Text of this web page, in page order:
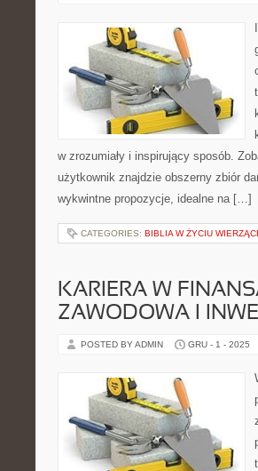
w zrozumiały i inspirujący sposób.
użytkownik znajdzie obszerny zbiór
wykwintne propozycje, idealne na […]
CATEGORIES: BIBLIA W ŻYCIU
KARIERA W
ZAWODOWA I
POSTED BY ADMIN GRU - 1 - 2025